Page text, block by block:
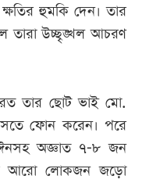
ক্ষতির হুমকি দেন। তার
তারা উচ্ছৃঙ্খল আচরণ
তার ছোট ভাই মো.
ফোন করেন। পরে
অজ্ঞাত ৭-৮ জন
আরো লোকজন জড়ো